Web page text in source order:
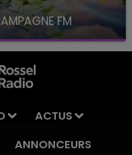
FM
FM, à 8H10
ACTUS
ANNONCEURS